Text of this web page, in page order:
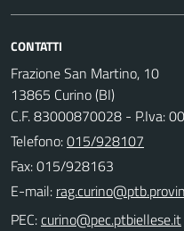
CONTATTI
Frazione San Martino, 10
13865 Curino (BI)
C.F. 83000870028 - P.Iva:
Telefono:015/928107
Fax: 015/928163
E-mail:
PEC: